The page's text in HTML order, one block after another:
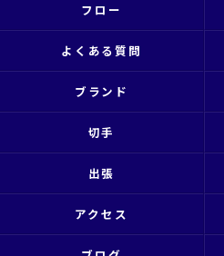
フロー
よくある質問
ブランド
切手
出張
アクセス